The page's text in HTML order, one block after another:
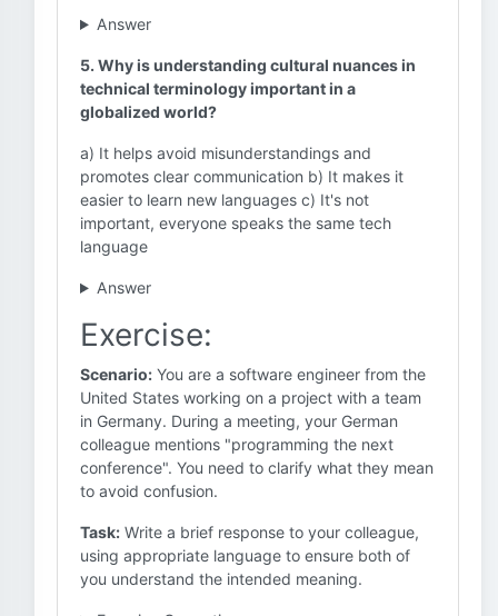
Answer
5. Why is understanding cultural nuances in
technical terminology important in a
globalized world?
a) It helps avoid misunderstandings and
promotes clear communication b) It makes it
easier to learn new languages c) It's not
important, everyone speaks the same tech
language
Answer
Exercise:
Scenario: You are a software engineer from the
United States working on a project with a team
in Germany. During a meeting, your German
colleague mentions "programming the next
conference". You need to clarify what they mean
to avoid confusion.
Task: Write a brief response to your colleague,
using appropriate language to ensure both of
you understand the intended meaning.